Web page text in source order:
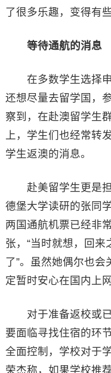
了很多乐趣，变得有些
等待通航的消息
在多数学生选择申
还想尽量去留学国，
察到，在赴澳留学生
上，学生们也经常转
学生返澳的消息。
赴美留学生更是担
德堡大学读研的张同
两国通航机票已经非
张，“当时就想，回
了”。虽然她偶尔也
定暂时安心在国内上网
对于准备返校或已
要面临寻找住宿的环
全面控制，学校对于
荣杰称，如果学校推